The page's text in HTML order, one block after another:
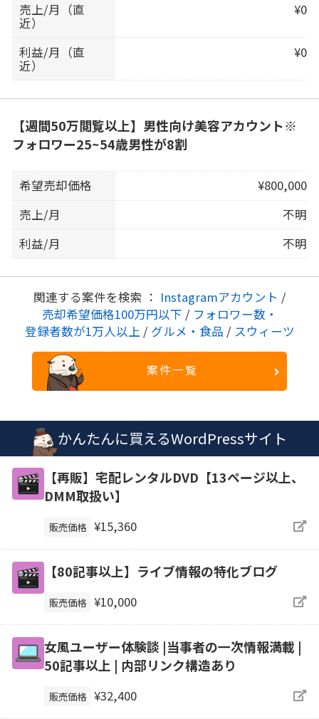
売上/月（直
近）
¥0
利益/月（直
近）
¥0
【週間50万閲覧以上】男性向け美容アカウント※
フォロワー25~54歳男性が8割
希望売却価格
¥800,000
売上/月
不明
利益/月
不明
関連する案件を検索 ： Instagramアカウント /
売却希望価格100万円以下 / フォロワー数・
登録者数が1万人以上 / グルメ・食品 / スウィーツ
案件一覧
かんたんに買えるWordPressサイト
【再販】宅配レンタルDVD【13ページ以上、
DMM取扱い】
販売価格 ¥15,360
【80記事以上】ライブ情報の特化ブログ
販売価格 ¥10,000
女風ユーザー体験談 |当事者の一次情報満載 |
50記事以上 | 内部リンク構造あり
販売価格 ¥32,400